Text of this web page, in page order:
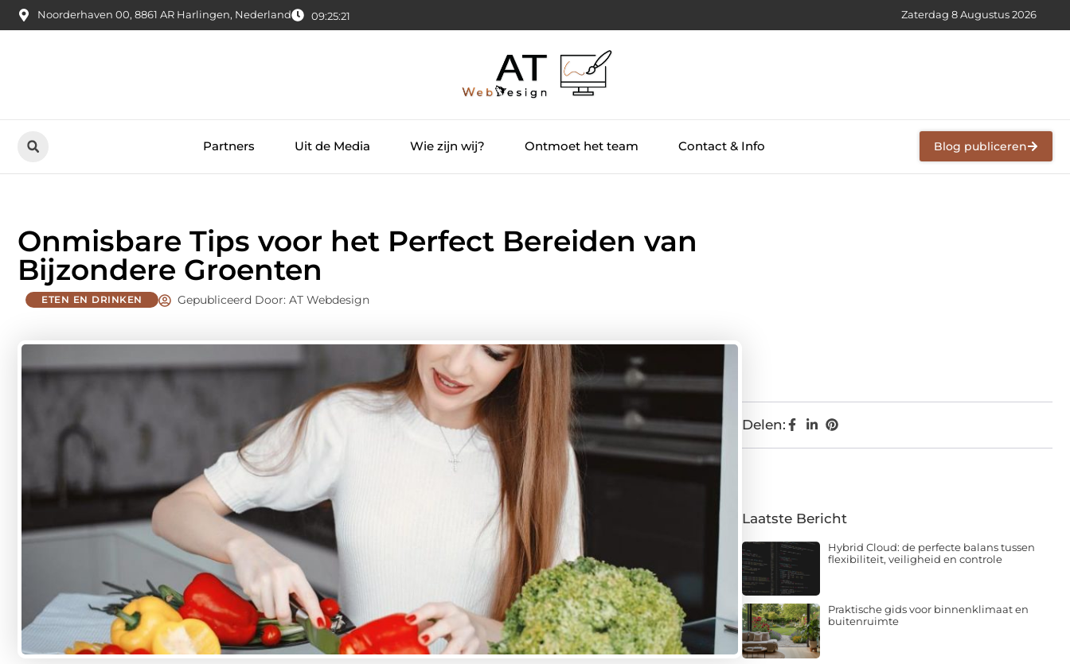
Noorderhaven 00, 8861 AR Harlingen, Nederland 09:25:22 Zaterdag 8 Augustus 2026
Partners Uit de Media Wie zijn wij? Ontmoet het team Contact & Info Blog publiceren
Onmisbare Tips voor het Perfect Bereiden van
Bijzondere Groenten
ETEN EN DRINKEN Gepubliceerd Door: AT Webdesign
Delen:
Laatste Bericht
Hybrid Cloud: de perfecte balans tussen
flexibiliteit, veiligheid en controle
Praktische gids voor binnenklimaat en
buitenruimte